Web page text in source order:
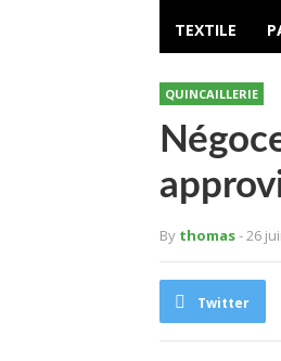
TEXTILE
QUINCAILLERIE
By thomas- 26
Twitter